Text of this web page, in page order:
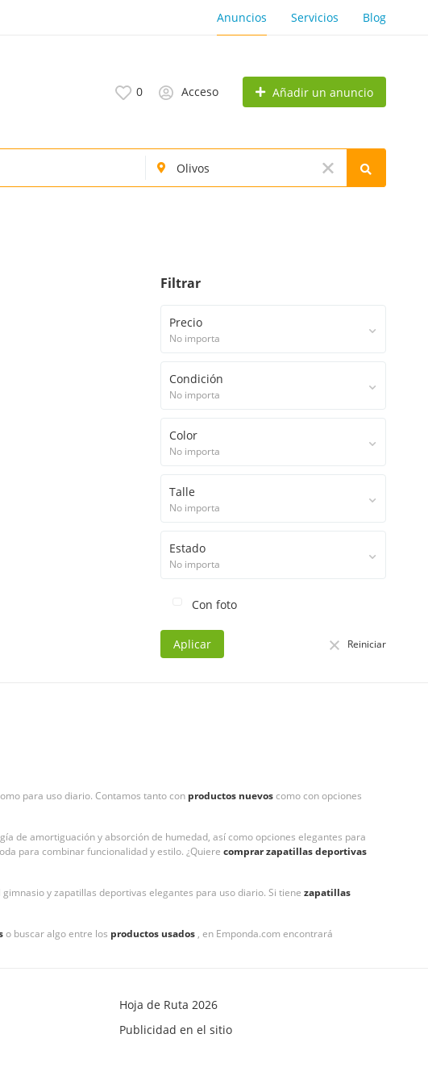
Anuncios Servicios Blog
0 Acceso Añadir un anuncio
Filtrar
Precio
No importa
Condición
No importa
Color
No importa
Talle
No importa
Estado
No importa
Con foto
Aplicar Reiniciar
para uso diario. Contamos tanto con productos nuevoscomo con opciones
de amortiguación y absorción de humedad, así como opciones elegantes para
para combinar funcionalidad y estilo. ¿Quiere comprar zapatillas deportivas
y zapatillas deportivas elegantes para uso diario. Si tiene zapatillas
o buscar algo entre los productos usados , en Emponda.com encontrará
Hoja de Ruta 2026
Publicidad en el sitio